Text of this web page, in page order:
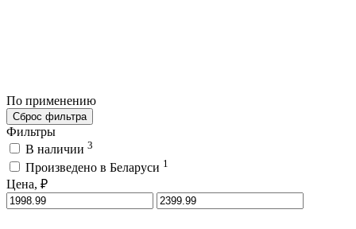
По применению
Сброс фильтра
Фильтры
В наличии 3
Произведено в Беларуси 1
Цена, ₽